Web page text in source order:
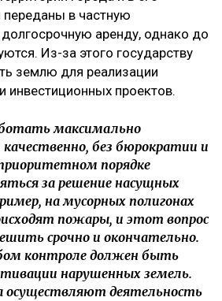
переданы в частную
аренду, однако до
Из-за этого государству
землю для реализации
инвестиционных проектов.
максимально
без бюрократии и
порядке
за решение насущных
на мусорных полигонах
пожары, и этот вопрос
срочно и окончательно.
контроле должен быть
нарушенных земель.
осуществляют деятельность